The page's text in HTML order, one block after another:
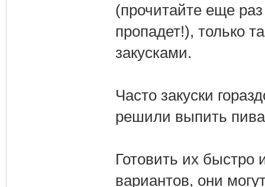
(прочитайте еще раз
пропадет!), только
закусками.
Часто закуски
решили выпить
Готовить их быстро
вариантов, они